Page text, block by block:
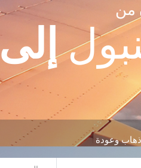
من
إلى
ذهاب وعودة